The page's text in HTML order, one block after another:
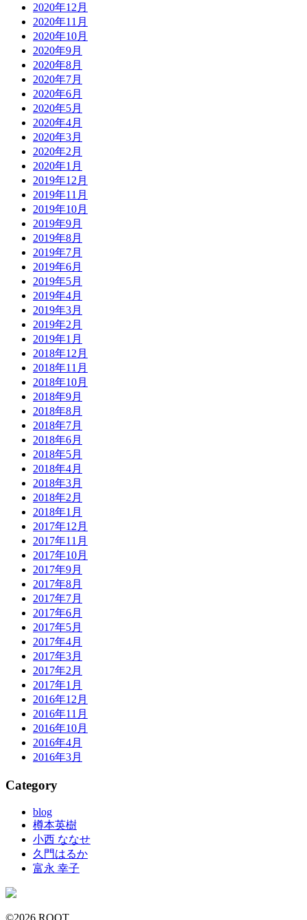
2020年12月
2020年11月
2020年10月
2020年9月
2020年8月
2020年7月
2020年6月
2020年5月
2020年4月
2020年3月
2020年2月
2020年1月
2019年12月
2019年11月
2019年10月
2019年9月
2019年8月
2019年7月
2019年6月
2019年5月
2019年4月
2019年3月
2019年2月
2019年1月
2018年12月
2018年11月
2018年10月
2018年9月
2018年8月
2018年7月
2018年6月
2018年5月
2018年4月
2018年3月
2018年2月
2018年1月
2017年12月
2017年11月
2017年10月
2017年9月
2017年8月
2017年7月
2017年6月
2017年5月
2017年4月
2017年3月
2017年2月
2017年1月
2016年12月
2016年11月
2016年10月
2016年4月
2016年3月
Category
blog
樽本英樹
小西 ななせ
久門はるか
富永 幸子
©2026 ROOT